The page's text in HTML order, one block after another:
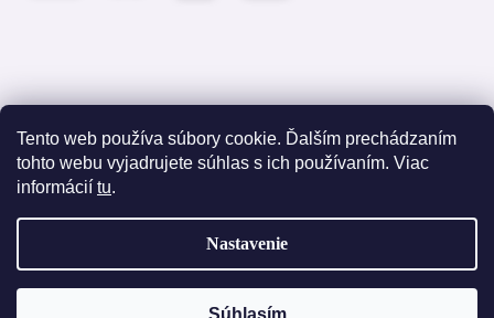
Tento web používa súbory cookie. Ďalším prechádzaním
tohto webu vyjadrujete súhlas s ich používaním. Viac
informácií tu.
Nastavenie
Súhlasím
Facebook